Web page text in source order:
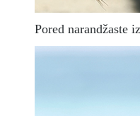
Pored narandžaste